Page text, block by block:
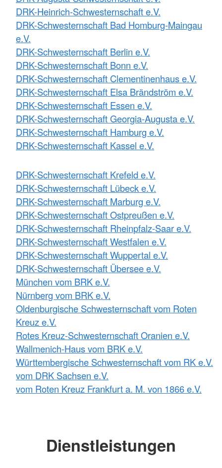
DRK-Heinrich-Schwesternschaft e.V.
DRK-Schwesternschaft Bad Homburg-Maingau
e.V.
DRK-Schwesternschaft Berlin e.V.
DRK-Schwesternschaft Bonn e.V.
DRK-Schwesternschaft Clementinenhaus e.V.
DRK-Schwesternschaft Elsa Brändström e.V.
DRK-Schwesternschaft Essen e.V.
DRK-Schwesternschaft Georgia-Augusta e.V.
DRK-Schwesternschaft Hamburg e.V.
DRK-Schwesternschaft Kassel e.V.
DRK-Schwesternschaft Krefeld e.V.
DRK-Schwesternschaft Lübeck e.V.
DRK-Schwesternschaft Marburg e.V.
DRK-Schwesternschaft Ostpreußen e.V.
DRK-Schwesternschaft Rheinpfalz-Saar e.V.
DRK-Schwesternschaft Westfalen e.V.
DRK-Schwesternschaft Wuppertal e.V.
DRK-Schwesternschaft Übersee e.V.
München vom BRK e.V.
Nürnberg vom BRK e.V.
Oldenburgische Schwesternschaft vom Roten
Kreuz e.V.
Rotes Kreuz-Schwesternschaft Oranien e.V.
Wallmenich-Haus vom BRK e.V.
Württembergische Schwesternschaft vom RK e.V.
vom DRK Sachsen e.V.
vom Roten Kreuz Frankfurt a. M. von 1866 e.V.
Dienstleistungen